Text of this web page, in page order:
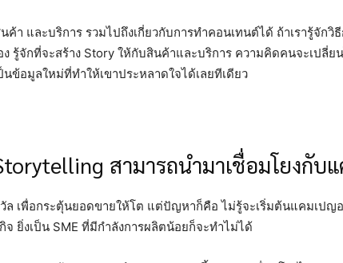
ค้า และบริการ รวมไปถึงเกี่ยวกับการทำคอนเทนต์ได้ ถ้าเรารู้จั
รู้จักที่จะสร้าง Story ให้กับสินค้าและบริการ ความคิดคนจะเป
นข้อมูลใหม่ที่ทำให้เขาประหลาดใจได้เลยทีเดียว
สามารถนำมาเชื่อมโยงกับ
ล เพื่อกระตุ้นยอดขายให้โต แต่ปัญหาก็คือ ไม่รู้จะเริ่มต้นแคมเปญ
ยิ่งเป็น SME ที่มีกำลังการผลิตน้อยก็จะทำไม่ได้